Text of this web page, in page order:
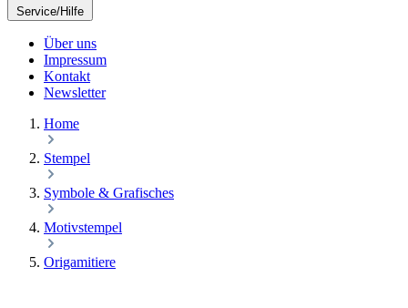
Service/Hilfe
Über uns
Impressum
Kontakt
Newsletter
Home
Stempel
Symbole & Grafisches
Motivstempel
Origamitiere